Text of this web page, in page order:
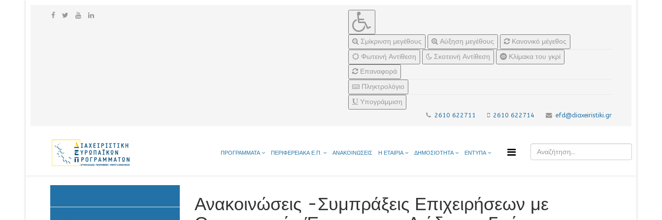
Σμίκρινση μεγέθους Αύξηση μεγέθους
Κανονικό μέγεθος
Φωτεινή Αντίθεση
Σκοτεινή Αντίθεση
Κλίμακα του γκρί
Επαναφορά
Πληκτρολόγιο
Υπογράμμιση
2610 622711 2610 622714 efd@diaxeiristiki.gr
ΠΡΟΓΡΑΜΜΑΤΑ ΠΕΡΙΦΕΡΕΙΑΚΑ Ε.Π. ΑΝΑΚΟΙΝΩΣΕΙΣ Η ΕΤΑΙΡΙΑ ΔΗΜΟΣΙΟΤΗΤΑ ΕΝΤΥΠΑ
Ανακοινώσεις -Συμπράξεις Επιχειρήσεων με